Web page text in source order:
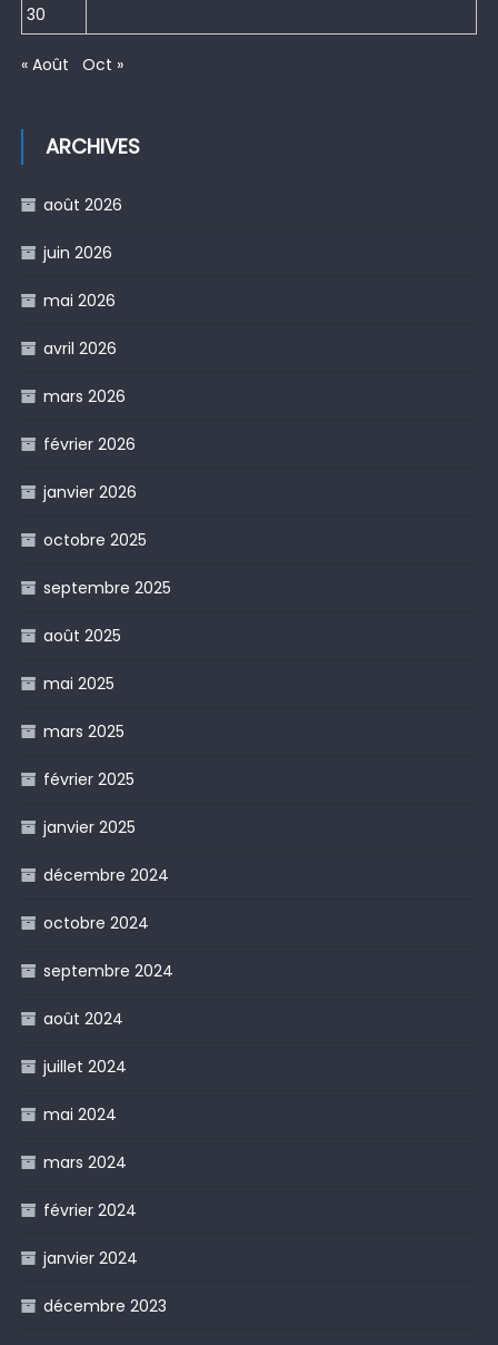
30
« Août Oct »
ARCHIVES
août 2026
juin 2026
mai 2026
avril 2026
mars 2026
février 2026
janvier 2026
octobre 2025
septembre 2025
août 2025
mai 2025
mars 2025
février 2025
janvier 2025
décembre 2024
octobre 2024
septembre 2024
août 2024
juillet 2024
mai 2024
mars 2024
février 2024
janvier 2024
décembre 2023